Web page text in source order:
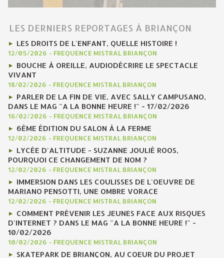
LES DERNIERS REPORTAGES À BRIANÇON
LES DROITS DE L'ENFANT, QUELLE HISTOIRE !
12/05/2026 - FREQUENCE MISTRAL BRIANÇON
BOUCHE À OREILLE, AUDIODÉCRIRE LE SPECTACLE
VIVANT
18/02/2026 - FREQUENCE MISTRAL BRIANÇON
PARLER DE LA FIN DE VIE, AVEC SALLY CAMPUSANO,
DANS LE MAG "A LA BONNE HEURE !" - 17/02/2026
16/02/2026 - FREQUENCE MISTRAL BRIANÇON
6ÈME ÉDITION DU SALON À LA FERME
12/02/2026 - FREQUENCE MISTRAL BRIANÇON
LYCÉE D'ALTITUDE - SUZANNE JOULIÉ ROOS,
POURQUOI CE CHANGEMENT DE NOM ?
12/02/2026 - FREQUENCE MISTRAL BRIANÇON
IMMERSION DANS LES COULISSES DE L'OEUVRE DE
MARIANO PENSOTTI, UNE OMBRE VORACE
12/02/2026 - FREQUENCE MISTRAL BRIANÇON
COMMENT PRÉVENIR LES JEUNES FACE AUX RISQUES
D'INTERNET ? DANS LE MAG "A LA BONNE HEURE !" -
10/02/2026
10/02/2026 - FREQUENCE MISTRAL BRIANÇON
SKATEPARK DE BRIANÇON, AU COEUR DU PROJET